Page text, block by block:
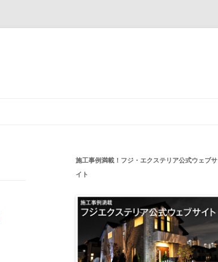
施工事例満載！フジ・エクステリア公式ウェブサ
イト